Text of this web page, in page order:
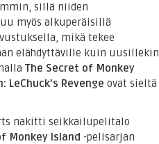
sillä niiden
myös alkuperäisillä
mikä tekee
elähdyttäville kuin uusillekin
The Secret of Monkey
LeChuck’s Revenge ovat sieltä
nakitti seikkailupelitalo
Monkey Island -pelisarjan